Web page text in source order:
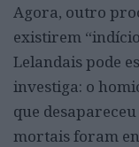
Agora, outro
existirem
Lelandais pode
investiga: o
que
mortais foram